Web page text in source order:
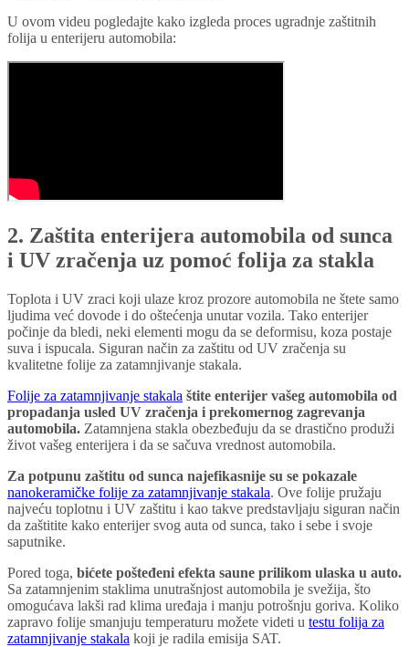
U ovom videu pogledajte kako izgleda proces ugradnje zaštitnih
folija u enterijeru automobila:
2. Zaštita enterijera automobila od sunca
i UV zračenja uz pomoć folija za stakla
Toplota i UV zraci koji ulaze kroz prozore automobila ne štete samo
ljudima već dovode i do oštećenja unutar vozila. Tako enterijer
počinje da bledi, neki elementi mogu da se deformisu, koza postaje
suva i ispucala. Siguran način za zaštitu od UV zračenja su
kvalitetne folije za zatamnjivanje stakala.
Folije za zatamnjivanje stakala štite enterijer vašeg automobila od
propadanja usled UV zračenja i prekomernog zagrevanja
automobila. Zatamnjena stakla obezbeđuju da se drastično produži
život vašeg enterijera i da se sačuva vrednost automobila.
Za potpunu zaštitu od sunca najefikasnije su se pokazale
nanokeramičke folije za zatamnjivanje stakala. Ove folije pružaju
najveću toplotnu i UV zaštitu i kao takve predstavljaju siguran način
da zaštitite kako enterijer svog auta od sunca, tako i sebe i svoje
saputnike.
Pored toga, bićete pošteđeni efekta saune prilikom ulaska u auto.
Sa zatamnjenim staklima unutrašnjost automobila je svežija, što
omogućava lakši rad klima uređaja i manju potrošnju goriva. Koliko
zapravo folije smanjuju temperaturu možete videti u testu folija za
zatamnjivanje stakala koji je radila emisija SAT.